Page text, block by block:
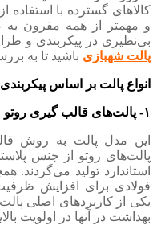
کالاهای گسترده با
و مهمتر از همه مقرون
بی‌نظیری در پیکربندی و
پالت شهبازی باشید تا به
انواع پالت بر اساس
۱- پالت‌های قالب گیری روتو
این مدل پالت به روش
پالت‌های روتو از جنس
استاندارد تولید می‌گردند.
فولادی برای افزایش
یکی از کاربردهای اصلی
بهداشت در آنها در اولویت